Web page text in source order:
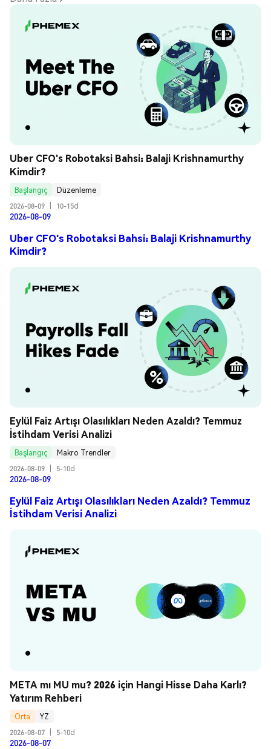
Uber CFO's Robotaksi Bahsi: Balaji Krishnamurthy
Kimdir?
Başlangıç
Düzenleme
2026-08-09
10-15d
2026-08-09
Uber CFO's Robotaksi Bahsi: Balaji Krishnamurthy
Kimdir?
Eylül Faiz Artışı Olasılıkları Neden Azaldı? Temmuz
İstihdam Verisi Analizi
Başlangıç
Makro Trendler
2026-08-09
5-10d
2026-08-09
Eylül Faiz Artışı Olasılıkları Neden Azaldı? Temmuz
İstihdam Verisi Analizi
META mı MU mu? 2026 için Hangi Hisse Daha Karlı?
Yatırım Rehberi
Orta
YZ
2026-08-07
5-10d
2026-08-07